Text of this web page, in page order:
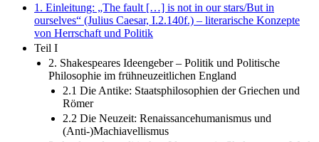
1. Einleitung: „The fault […] is not in our stars/But in
ourselves“ (Julius Caesar, I.2.140f.) – literarische Konzepte
von Herrschaft und Politik
Teil I
2. Shakespeares Ideengeber – Politik und Politische
Philosophie im frühneuzeitlichen England
2.1 Die Antike: Staatsphilosophien der Griechen und
Römer
2.2 Die Neuzeit: Renaissancehumanismus und
(Anti-)Machiavellismus